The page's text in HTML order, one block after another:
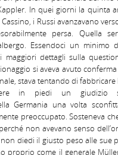
In quei giorni la quinta
i Russi avanzavano
persa. Quella
Essendoci un minimo
maggiori dettagli sulla
si aveva avuto
stava tentando di
in piedi un giudizio
Germania una volta
preoccupato. Sosteneva
non avevano senso
diedi il giusto peso alle sue
proprio come il generale